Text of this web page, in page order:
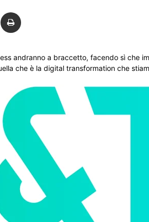
andranno a braccetto, facendo sì che
che è la digital transformation che